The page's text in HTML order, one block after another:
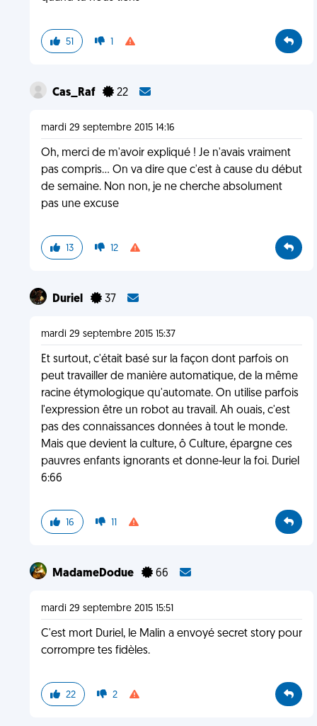
51 1
Cas_Raf 22
mardi 29 septembre 2015 14:16
Oh, merci de m'avoir expliqué ! Je n'avais vraiment
pas compris... On va dire que c'est à cause du début
de semaine. Non non, je ne cherche absolument
pas une excuse
13 12
Duriel 37
mardi 29 septembre 2015 15:37
Et surtout, c'était basé sur la façon dont parfois on
peut travailler de manière automatique, de la même
racine étymologique qu'automate. On utilise parfois
l'expression être un robot au travail. Ah ouais, c'est
pas des connaissances données à tout le monde.
Mais que devient la culture, ô Culture, épargne ces
pauvres enfants ignorants et donne-leur la foi. Duriel
6:66
16 11
MadameDodue 66
mardi 29 septembre 2015 15:51
C'est mort Duriel, le Malin a envoyé secret story pour
corrompre tes fidèles.
22 2